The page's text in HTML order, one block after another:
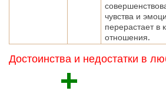
чувства и
перерастает в
отношения.
Достоинства и недостатки в
+